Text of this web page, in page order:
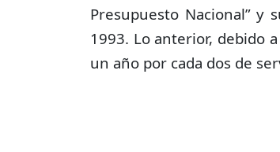
Presupuesto Nacional”
1993. Lo anterior, debido
un año por cada dos de